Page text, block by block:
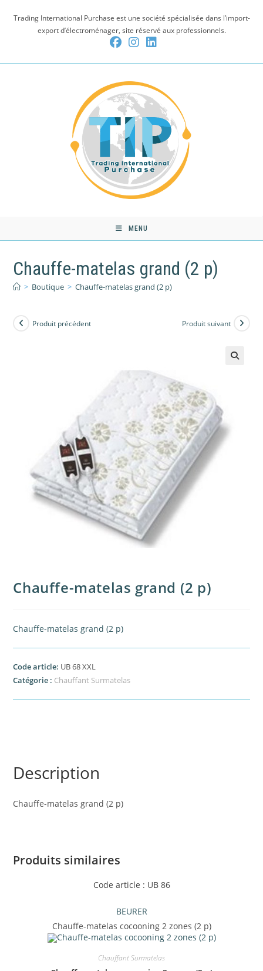
Trading International Purchase est une société spécialisée dans l’import-
export d’électroménager, site réservé aux professionnels.
MENU
Chauffe-matelas grand (2 p)
> Boutique > Chauffe-matelas grand (2 p)
Produit précédent Produit suivant
Chauffe-matelas grand (2 p)
Chauffe-matelas grand (2 p)
Code article: UB 68 XXL
Catégorie : Chauffant Surmatelas
Description
Chauffe-matelas grand (2 p)
Produits similaires
Code article : UB 86
BEURER
Chauffe-matelas cocooning 2 zones (2 p)
Chauffant Surmatelas